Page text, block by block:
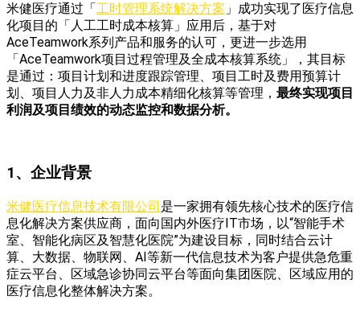
米健医疗通过「 工时管理系统解决方案 」成功实现了医疗信息
化项目的「人工工时成本核算」应用后，基于对
AceTeamwork系列产品和服务的认可，更进一步选用
「AceTeamwork项目过程管理及全成本核算系统」，其目标
是通过：项目计划和进度跟踪管理、项目工时及费用预算计
划、项目人力及非人力成本精细化核算等管理， 最终实现项目
利润及项目绩效的动态监控和数据分析。
1、企业背景
米健医疗信息技术有限公司是一家拥有领先核心技术的医疗信
息化解决方案供应商，面向国内外医疗IT市场，以“智能手术
室、智能化病区及智慧化医院”为建设目标，同时结合云计
算、大数据、物联网、AI等新一代信息技术为客户提供急危重
症云平台、区域急诊协同云平台等面向集团医院、区域应用的
医疗信息化整体解决方案。